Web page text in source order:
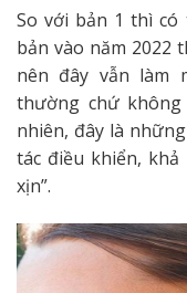
So với bản 1 thì
bản vào năm 2022
nên đây vẫn làm
thường chứ
nhiên, đây là
tác điều khiển,
xịn”.